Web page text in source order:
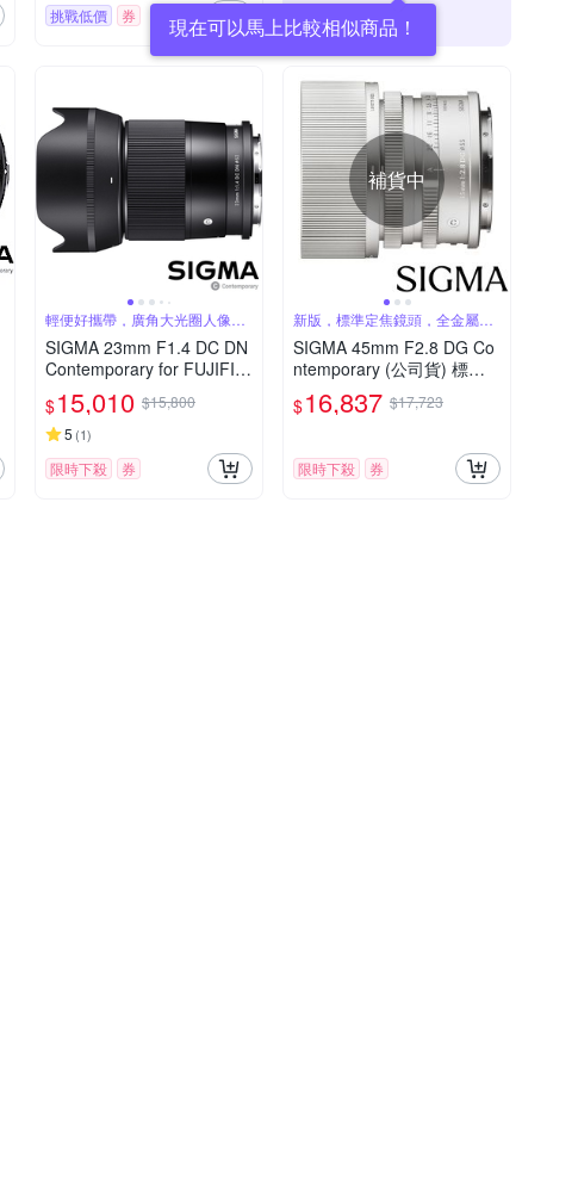
挑戰低價 券 現在可以馬上比較相似商品！
輕便好攜帶，廣角大光圈人像
鏡，美麗淺景深
SIGMA 23mm F1.4 DC DN
Contemporary for FUJIFIL
M X 富士接環 (公司貨) 廣角
大光圈定焦鏡 人像鏡 APS-
C 無反微單眼專用鏡頭
$15,010 $15,800
5 (1)
限時下殺 券
補貨中
新版，標準定焦鏡頭，全金屬結
構
SIGMA 45mm F2.8 DG Co
ntemporary (公司貨) 標準
定焦鏡頭 全片幅無反微單眼
鏡頭 i系列
$16,837 $17,723
限時下殺 券